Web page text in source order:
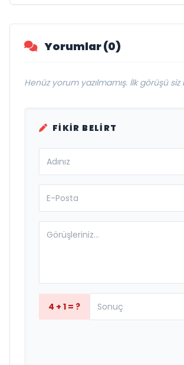
Yorumlar (0)
Henüz yorum yazılmamış. İlk görüşü siz
FIKIR BELIRT
4 + 1 = ?